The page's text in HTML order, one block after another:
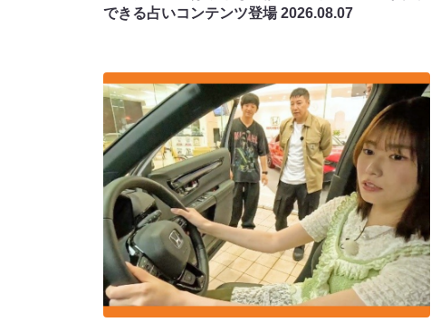
できる占いコンテンツ登場2026.08.07